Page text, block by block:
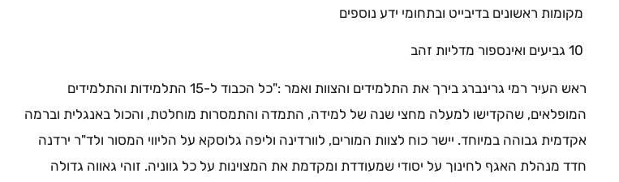
מקומות ראשונים בדיבייט ובתחומי ידע נוספים
ראש העיר רמי גרינברג בירך את התלמידים והצוות ואמר :"כל הכבוד ל-15 התלמידות והתלמידים
המופלאים, שהקדישו למעלה מחצי שנה של למידה, התמדה והתמסרות מוחלטת, והכול באנגלית וברמה
אקדמית גבוהה במיוחד. יישר כוח לצוות המורים, לוורדינה וליפה גלוסקא על הליווי המסור ולד"ר ירדנה
חדד מנהלת האגף לחינוך על יסודי שמעודדת ומקדמת את המצוינות על כל גווניה. זוהי גאווה גדולה